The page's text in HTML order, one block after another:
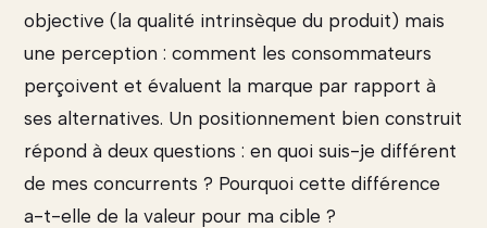
objective (la qualité intrinsèque du produit) mais
une perception : comment les consommateurs
perçoivent et évaluent la marque par rapport à
ses alternatives. Un positionnement bien construit
répond à deux questions : en quoi suis-je différent
de mes concurrents ? Pourquoi cette différence
a-t-elle de la valeur pour ma cible ?